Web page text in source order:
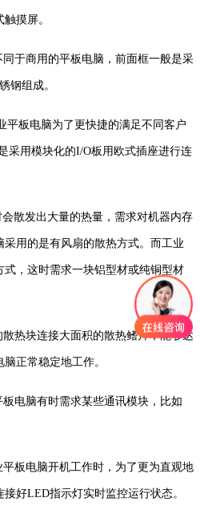
摸屏。
于商用的平板电脑，前面框一般是采
钢组成。
板电脑为了更快捷的满足不同客户
采用模块化的I/O板用欧式插座进行连
散发出大量的热量，需求对机器内存
用的是有风扇的散热方式。而工业
，这时需求一块铝型材或纯铜型材
热块连接大面积的散热鳍片，能够达
正常稳定地工作。
电脑有时需求某些通讯模块，比如
板电脑开机工作时，为了更为直观地
好LED指示灯实时监控运行状态。